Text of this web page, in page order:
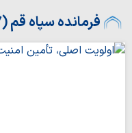
فرمانده سپاه قم (87)